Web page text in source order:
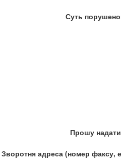
Суть
Прошу надати
Зворотня адреса (номер факсу,